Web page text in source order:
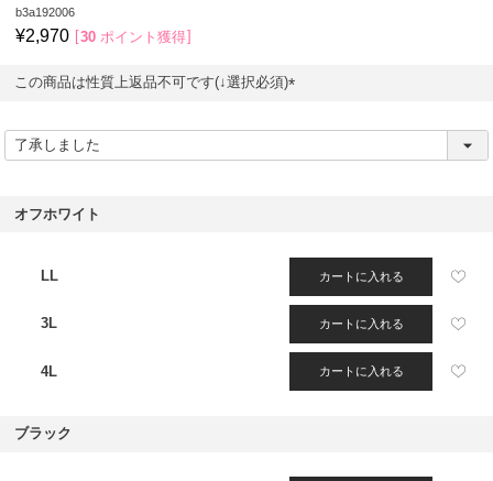
b3a192006
¥2,970 30 ポイント獲得
この商品は性質上返品不可です(↓選択必須)
必
オフホワイト
LL カートに入れる
3L カートに入れる
4L カートに入れる
ブラック